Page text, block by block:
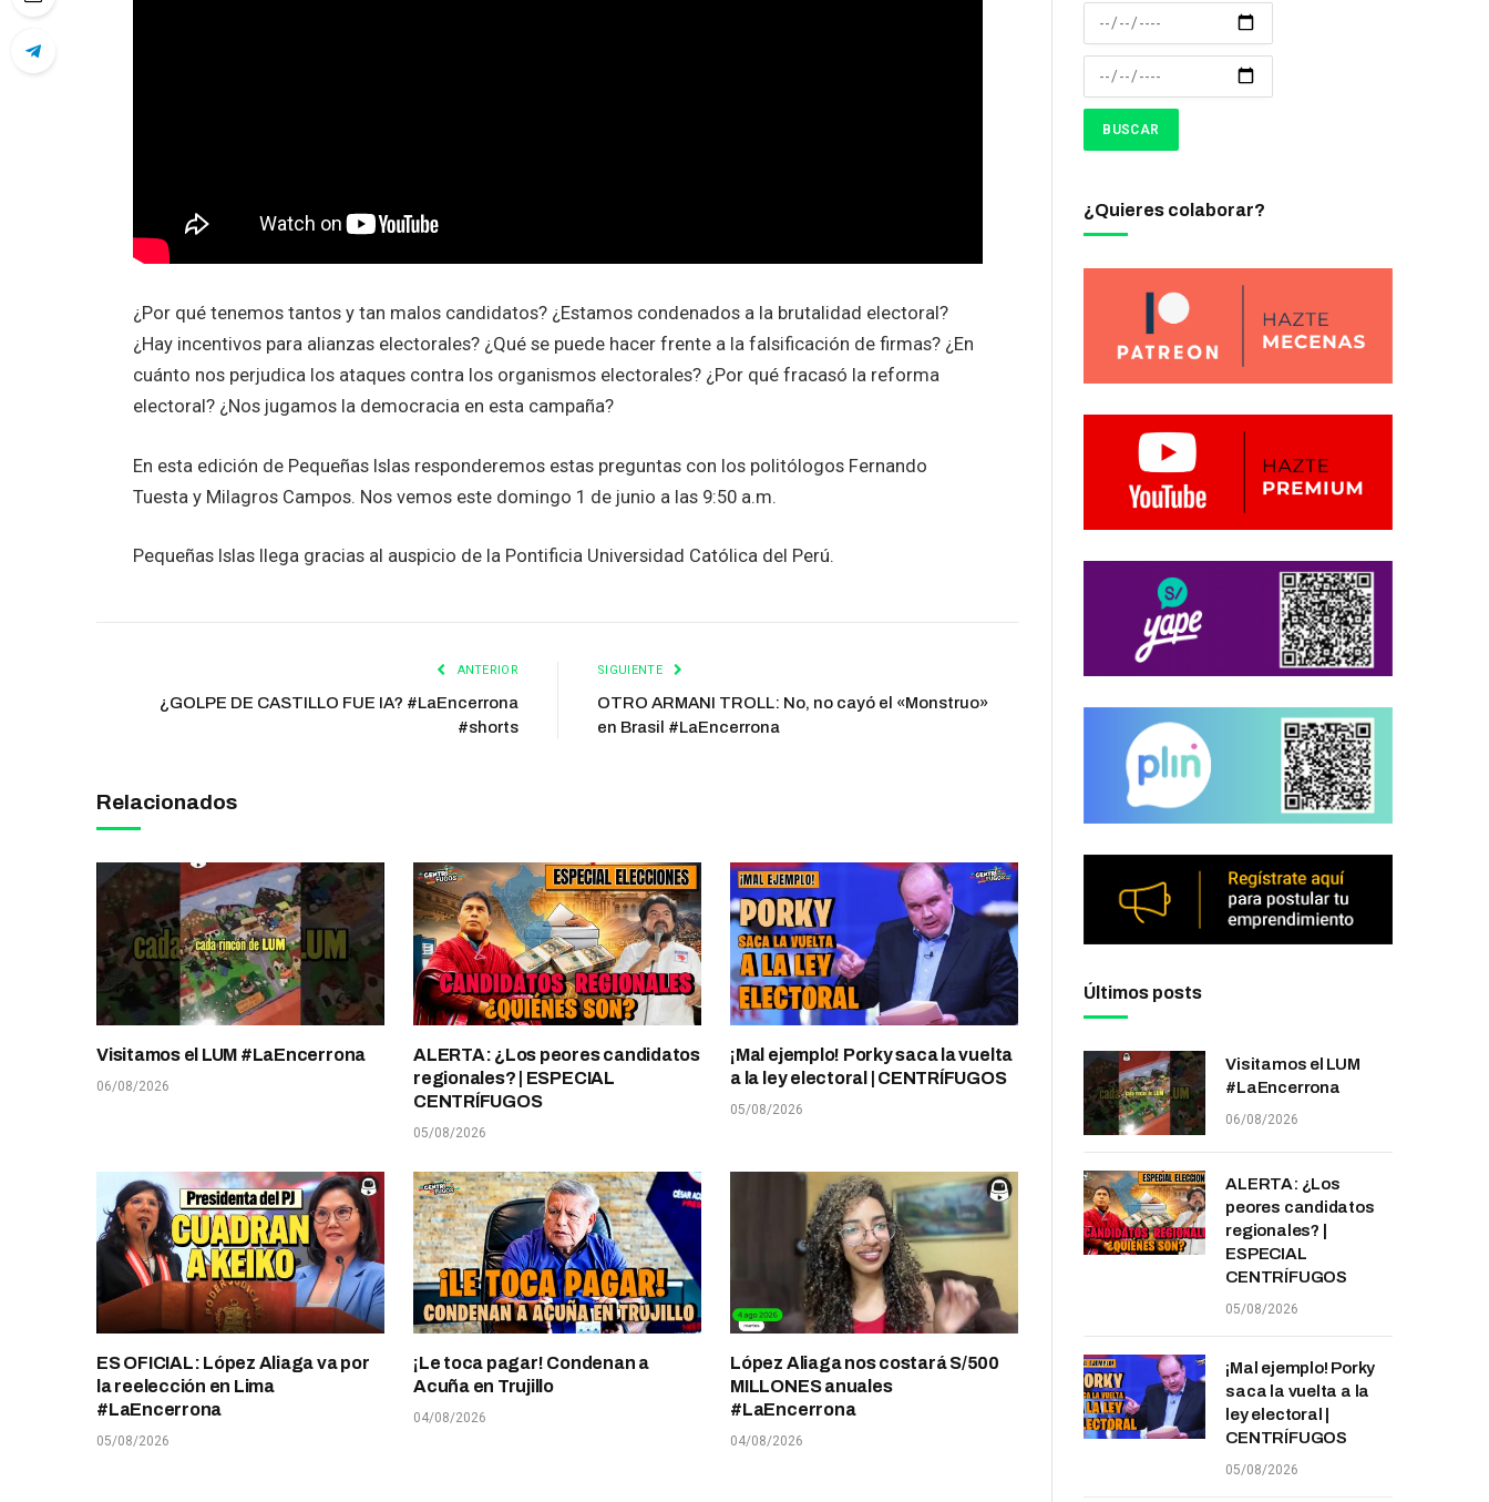
¿Por qué tenemos tantos y tan malos candidatos? ¿Estamos condenados a la brutalidad electoral?
¿Hay incentivos para alianzas electorales? ¿Qué se puede hacer frente a la falsificación de firmas? ¿En
cuánto nos perjudica los ataques contra los organismos electorales? ¿Por qué fracasó la reforma
electoral? ¿Nos jugamos la democracia en esta campaña?
En esta edición de Pequeñas Islas responderemos estas preguntas con los politólogos Fernando
Tuesta y Milagros Campos. Nos vemos este domingo 1 de junio a las 9:50 a.m.
Pequeñas Islas llega gracias al auspicio de la Pontificia Universidad Católica del Perú.
ANTERIOR
¿GOLPE DE CASTILLO FUE IA? #LaEncerrona
#shorts
SIGUIENTE
OTRO ARMANI TROLL: No, no cayó el «Monstruo»
en Brasil #LaEncerrona
Relacionados
Visitamos el LUM #LaEncerrona
06/08/2026
ALERTA: ¿Los peores candidatos
regionales? | ESPECIAL
CENTRÍFUGOS
05/08/2026
¡Mal ejemplo! Porky saca la vuelta
a la ley electoral | CENTRÍFUGOS
05/08/2026
ES OFICIAL: López Aliaga va por
la reelección en Lima
#LaEncerrona
05/08/2026
¡Le toca pagar! Condenan a
Acuña en Trujillo
04/08/2026
López Aliaga nos costará S/500
MILLONES anuales
#LaEncerrona
04/08/2026
¿Quieres colaborar?
Últimos posts
Visitamos el LUM
#LaEncerrona
06/08/2026
ALERTA: ¿Los
peores candidatos
regionales? |
ESPECIAL
CENTRÍFUGOS
05/08/2026
¡Mal ejemplo! Porky
saca la vuelta a la
ley electoral |
CENTRÍFUGOS
05/08/2026